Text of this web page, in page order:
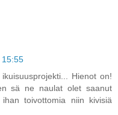
15:55
Hienot on!
sä ne naulat olet saanut
toivottomia niin kivisiä